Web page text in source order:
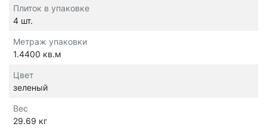
Плиток в упаковке
4 шт.
Метраж упаковки
1.4400 кв.м
Цвет
зеленый
Вес
29.69 кг